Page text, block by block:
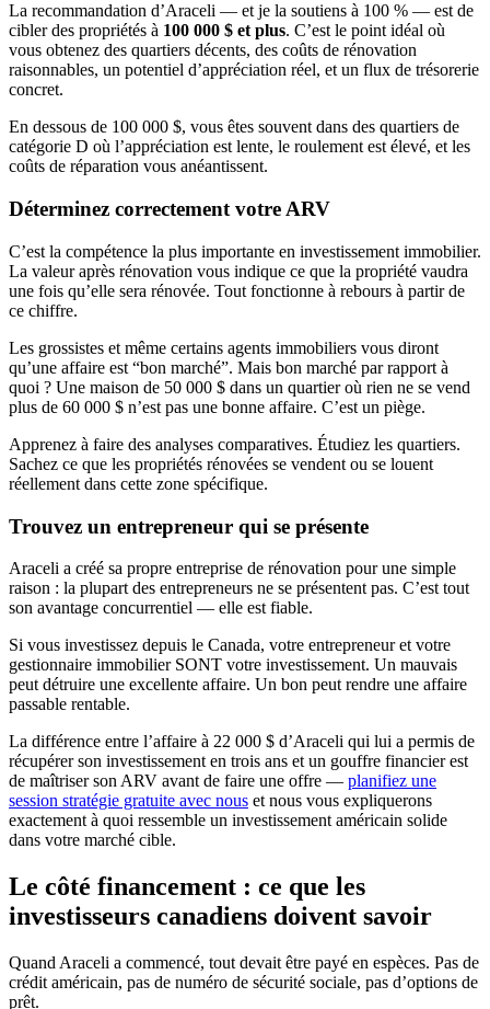
La recommandation d’Araceli — et je la soutiens à 100 % — est de
cibler des propriétés à 100 000 $ et plus. C’est le point idéal où
vous obtenez des quartiers décents, des coûts de rénovation
raisonnables, un potentiel d’appréciation réel, et un flux de trésorerie
concret.
En dessous de 100 000 $, vous êtes souvent dans des quartiers de
catégorie D où l’appréciation est lente, le roulement est élevé, et les
coûts de réparation vous anéantissent.
Déterminez correctement votre ARV
C’est la compétence la plus importante en investissement immobilier.
La valeur après rénovation vous indique ce que la propriété vaudra
une fois qu’elle sera rénovée. Tout fonctionne à rebours à partir de
ce chiffre.
Les grossistes et même certains agents immobiliers vous diront
qu’une affaire est “bon marché”. Mais bon marché par rapport à
quoi ? Une maison de 50 000 $ dans un quartier où rien ne se vend
plus de 60 000 $ n’est pas une bonne affaire. C’est un piège.
Apprenez à faire des analyses comparatives. Étudiez les quartiers.
Sachez ce que les propriétés rénovées se vendent ou se louent
réellement dans cette zone spécifique.
Trouvez un entrepreneur qui se présente
Araceli a créé sa propre entreprise de rénovation pour une simple
raison : la plupart des entrepreneurs ne se présentent pas. C’est tout
son avantage concurrentiel — elle est fiable.
Si vous investissez depuis le Canada, votre entrepreneur et votre
gestionnaire immobilier SONT votre investissement. Un mauvais
peut détruire une excellente affaire. Un bon peut rendre une affaire
passable rentable.
La différence entre l’affaire à 22 000 $ d’Araceli qui lui a permis de
récupérer son investissement en trois ans et un gouffre financier est
de maîtriser son ARV avant de faire une offre — planifiez une
session stratégie gratuite avec nous et nous vous expliquerons
exactement à quoi ressemble un investissement américain solide
dans votre marché cible.
Le côté financement : ce que les
investisseurs canadiens doivent savoir
Quand Araceli a commencé, tout devait être payé en espèces. Pas de
crédit américain, pas de numéro de sécurité sociale, pas d’options de
prêt.